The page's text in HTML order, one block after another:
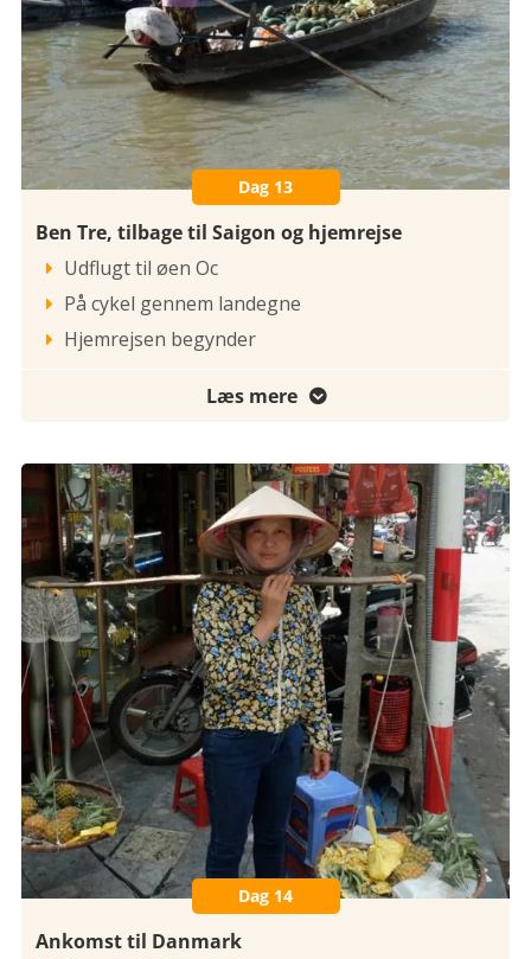
Dag 13
Ben Tre, tilbage til Saigon og hjemrejse
 Udflugt til øen Oc
 På cykel gennem landegne
 Hjemrejsen begynder
Læs mere 
Dag 14
Ankomst til Danmark